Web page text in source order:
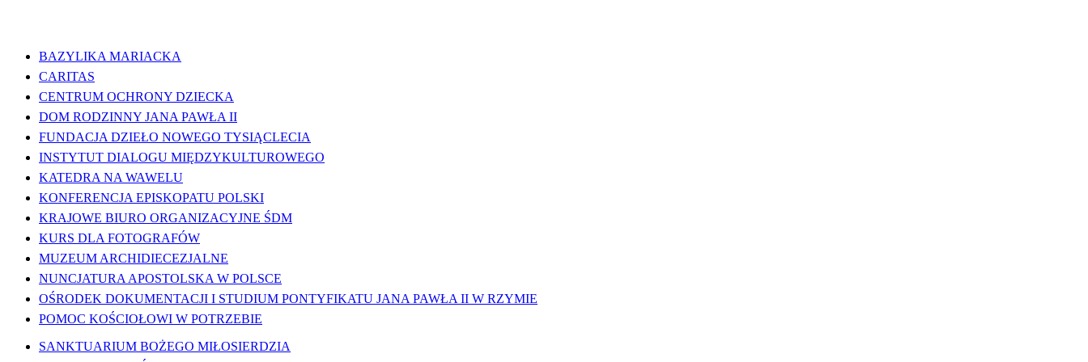
BAZYLIKA MARIACKA
CARITAS
CENTRUM OCHRONY DZIECKA
DOM RODZINNY JANA PAWŁA II
FUNDACJA DZIEŁO NOWEGO TYSIĄCLECIA
INSTYTUT DIALOGU MIĘDZYKULTUROWEGO
KATEDRA NA WAWELU
KONFERENCJA EPISKOPATU POLSKI
KRAJOWE BIURO ORGANIZACYJNE ŚDM
KURS DLA FOTOGRAFÓW
MUZEUM ARCHIDIECEZJALNE
NUNCJATURA APOSTOLSKA W POLSCE
OŚRODEK DOKUMENTACJI I STUDIUM PONTYFIKATU JANA PAWŁA II W RZYMIE
POMOC KOŚCIOŁOWI W POTRZEBIE
SANKTUARIUM BOŻEGO MIŁOSIERDZIA